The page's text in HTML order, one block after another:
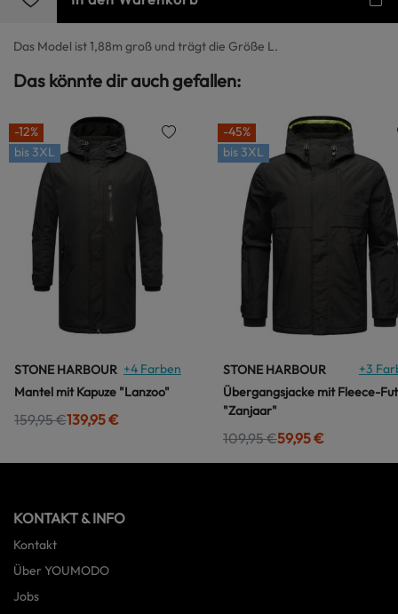
Das Model ist 1,88m groß und trägt die Größe L.
Das könnte dir auch gefallen:
-12%
bis 3XL
STONE HARBOUR +4 Farben
Mantel mit Kapuze "Lanzoo"
159,95 €139,95 €
-45%
bis 3XL
STONE HARBOUR +3
Übergangsjacke mit Fleece-
"Zanjaar"
109,95 €59,95 €
KONTAKT & INFO
Kontakt
Über YOUMODO
Jobs